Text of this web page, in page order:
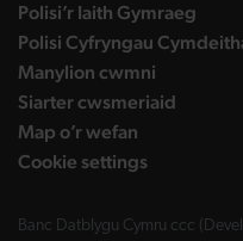
Polisi’r Iaith Gymraeg
Polisi Cyfryngau
Manylion cwmni
Siarter cwsmeriaid
Map o’r wefan
Cookie settings
Banc Datblygu Cymru ccc